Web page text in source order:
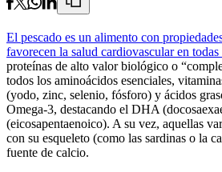
El pescado es un alimento con
favorecen la salud cardiovascular en todas
proteínas de alto valor biológico o
todos los aminoácidos esenciales,
(yodo, zinc, selenio, fósforo) y ácidos
Omega-3, destacando el DHA
(eicosapentaenoico). A su vez, aquellas
con su esqueleto (como las sardinas o la
fuente de calcio.